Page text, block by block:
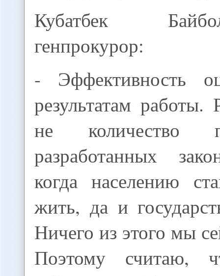
Кубатбек
генпрокурор:
- Эффективность
результатам работы.
не количество
разработанных
когда населению
жить, да и
Ничего из этого мы
Поэтому считаю,